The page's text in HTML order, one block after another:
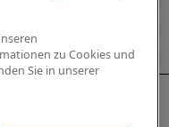
zu Cookies und
Sie in unserer